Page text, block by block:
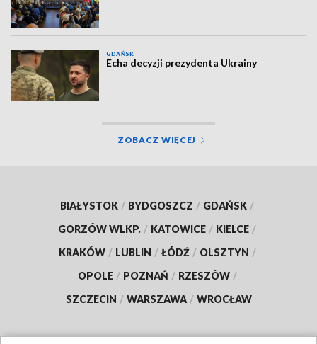
GDAŃSK
Echa decyzji prezydenta Ukrainy
ZOBACZ WIĘCEJ
BIAŁYSTOK / BYDGOSZCZ / GDAŃSK /
GORZÓW WLKP. / KATOWICE / KIELCE /
KRAKÓW / LUBLIN / ŁÓDŹ / OLSZTYN /
OPOLE / POZNAŃ / RZESZÓW /
SZCZECIN / WARSZAWA / WROCŁAW